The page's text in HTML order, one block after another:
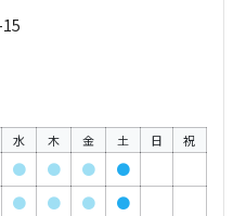
水 木 金 土 日 祝
● ● ●
●
● ● ●
●